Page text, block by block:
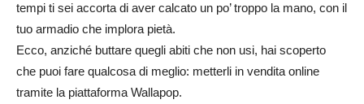
tempi ti sei accorta di aver calcato un po’ troppo la mano, con il
tuo armadio che implora pietà.
Ecco, anziché buttare quegli abiti che non usi, hai scoperto
che puoi fare qualcosa di meglio: metterli in vendita online
tramite la piattaforma Wallapop.